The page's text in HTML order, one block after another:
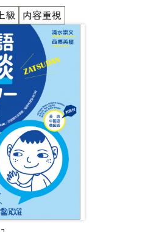
、互いを理解し協調してい
貧困）。
話し合ったり発表したりす
ました。
起業家の活躍を描いた生素
味違う刺激があります。
語訳の語彙リストが付いて
付き。
級 内容重視